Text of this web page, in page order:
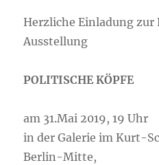
Herzliche Einladung zur
Ausstellung
POLITISCHE KÖPFE
am 31.Mai 2019, 19 Uhr
in der Galerie im Kurt-
Berlin-Mitte,